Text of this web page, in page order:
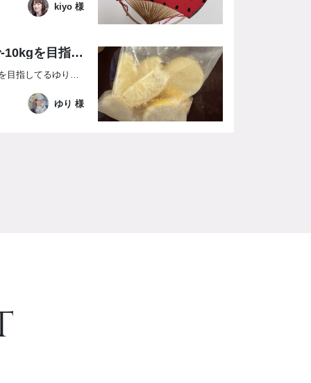
kiyo 様
禁酒ダイエット×エステで-10kgを目指す！超ズボラ女子の60日間 23日目
みなさんこんにちは！ 本気で-10kgを目指してるゆりです！ デトックスウォーターに入れてるレモンはあらかじめカットして冷凍するとタンブラーに入れる時氷代わりにもなって便利なことに気がつきました笑 【ダイエット経過報告】 START（2026/7/16） 体重 58.1kg 体脂肪率36% 23日目（2026/8/7) 体重56.9kg 体脂肪...
ゆり 様